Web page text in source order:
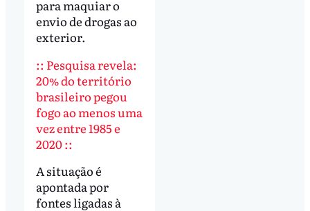
para maquiar o
envio de drogas ao
exterior.
:: Pesquisa revela:
20% do território
brasileiro pegou
fogo ao menos uma
vez entre 1985 e
2020 ::
A situação é
apontada por
fontes ligadas à